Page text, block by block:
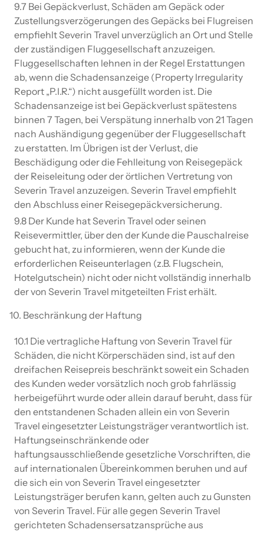
9.7 Bei Gepäckverlust, Schäden am Gepäck oder
Zustellungsverzögerungen des Gepäcks bei Flugreisen
empfiehlt Severin Travel unverzüglich an Ort und Stelle
der zuständigen Fluggesellschaft anzuzeigen.
Fluggesellschaften lehnen in der Regel Erstattungen
ab, wenn die Schadensanzeige (Property Irregularity
Report „P.I.R.“) nicht ausgefüllt worden ist. Die
Schadensanzeige ist bei Gepäckverlust spätestens
binnen 7 Tagen, bei Verspätung innerhalb von 21 Tagen
nach Aushändigung gegenüber der Fluggesellschaft
zu erstatten. Im Übrigen ist der Verlust, die
Beschädigung oder die Fehlleitung von Reisegepäck
der Reiseleitung oder der örtlichen Vertretung von
Severin Travel anzuzeigen. Severin Travel empfiehlt
den Abschluss einer Reisegepäckversicherung.
9.8 Der Kunde hat Severin Travel oder seinen
Reisevermittler, über den der Kunde die Pauschalreise
gebucht hat, zu informieren, wenn der Kunde die
erforderlichen Reiseunterlagen (z.B. Flugschein,
Hotelgutschein) nicht oder nicht vollständig innerhalb
der von Severin Travel mitgeteilten Frist erhält.
10. Beschränkung der Haftung
10.1 Die vertragliche Haftung von Severin Travel für
Schäden, die nicht Körperschäden sind, ist auf den
dreifachen Reisepreis beschränkt soweit ein Schaden
des Kunden weder vorsätzlich noch grob fahrlässig
herbeigeführt wurde oder allein darauf beruht, dass für
den entstandenen Schaden allein ein von Severin
Travel eingesetzter Leistungsträger verantwortlich ist.
Haftungseinschränkende oder
haftungsausschließende gesetzliche Vorschriften, die
auf internationalen Übereinkommen beruhen und auf
die sich ein von Severin Travel eingesetzter
Leistungsträger berufen kann, gelten auch zu Gunsten
von Severin Travel. Für alle gegen Severin Travel
gerichteten Schadensersatzansprüche aus